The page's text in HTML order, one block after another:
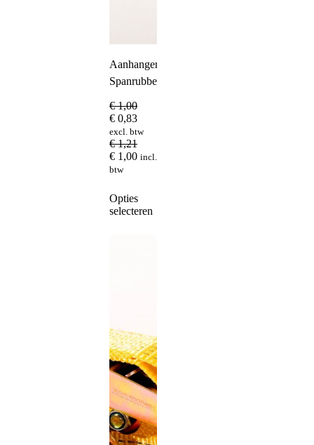
Aanhangernet
Spanrubber
€1,00
€ 0,83
excl. btw
€1,21
€ 1,00 incl.
btw
Opties
selecteren
de
productpagina